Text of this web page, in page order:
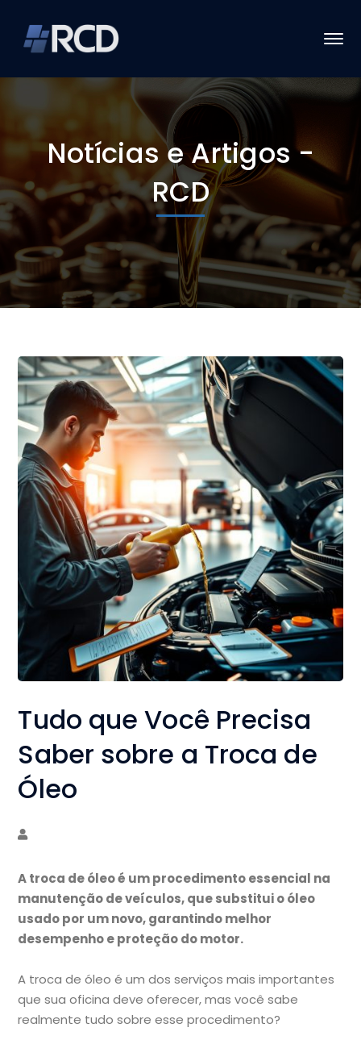
Notícias e Artigos -
RCD
Tudo que Você Precisa
Saber sobre a Troca de
Óleo
A troca de óleo é um procedimento essencial na
manutenção de veículos, que substitui o óleo
usado por um novo, garantindo melhor
desempenho e proteção do motor.
A troca de óleo é um dos serviços mais importantes
que sua oficina deve oferecer, mas você sabe
realmente tudo sobre esse procedimento?